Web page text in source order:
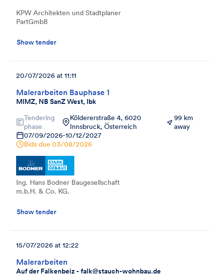
KPW Architekten und Stadtplaner
PartGmbB
Show tender
Malerarbeiten Bauphase 1
MIMZ, NB SanZ West, Ibk
20/07/2026 at 11:11
Tendering
phase
Köldererstraße 4, 6020
Innsbruck, Österreich
99 km
away
07/09/2026-10/12/2027
Bids due 03/08/2026
Ing. Hans Bodner Baugesellschaft
m.b.H. & Co. KG.
Show tender
Malerarbeiten
Auf der Falkenbeiz - falk@stauch-wohnbau.de
15/07/2026 at 12:22